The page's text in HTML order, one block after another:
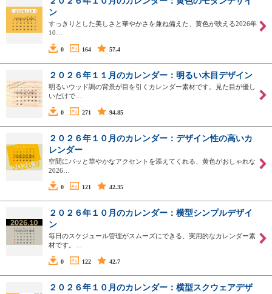
ン
すっきりとした美しさと華やかさを兼ね備えた、黄色が映える2026年
10…
0 164 57.4
２０２６年１１月のカレンダー：明るい木目デザイン
明るいウッド調の背景が目を引くカレンダー素材です。見た目が優し
いだけで…
0 271 94.85
２０２６年１０月のカレンダー：デザイン性の高いカ
レンダー
空間にパッと華やかなアクセントを添えてくれる、黄色がおしゃれな
2026…
0 121 42.35
２０２６年１０月のカレンダー：横型シンプルデザイ
ン
毎日のスケジュール管理がスムーズにできる、実用的なカレンダー素
材です。…
0 122 42.7
２０２６年１０月のカレンダー：横型スクウェアデザ